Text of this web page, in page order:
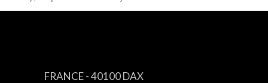
FRANCE - 40100 DAX